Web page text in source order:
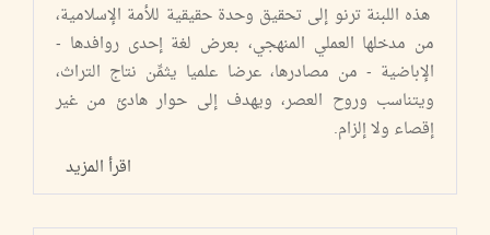
هذه اللبنة ترنو إلى تحقيق وحدة حقيقية للأمة الإسلامية،
من مدخلها العملي المنهجي، بعرض لغة إحدى روافدها -
الإباضية - من مصادرها، عرضا علميا يثمِّن نتاج التراث،
ويتناسب وروح العصر، ويهدف إلى حوار هادئ من غير
إقصاء ولا إلزام.
اقرأ المزيد